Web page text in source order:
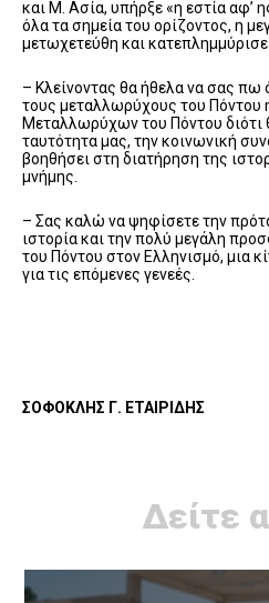
και Μ. Ασία, υπήρξε «η εστία αφ’
όλα τα σημεία του ορίζοντος, η
μετωχετεύθη και
– Κλείνοντας θα ήθελα να σας πω
τους μεταλλωρύχους του Πόντου
Μεταλλωρύχων του Πόντου διότι
ταυτότητα μας, την κοινωνική
βοηθήσει στη διατήρηση της
μνήμης.
– Σας καλώ να ψηφίσετε την
ιστορία και την πολύ μεγάλη
του Πόντου στον Ελληνισμό, μια
για τις επόμενες γενεές.
ΣΟΦΟΚΛΗΣ Γ. ΕΤΑΙΡΙΔΗΣ
Δείτε